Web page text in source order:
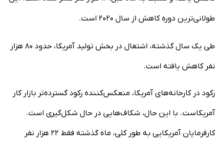
طولانی‌ترین دوره کاهش از سال ۲۰۲۰ است.
طی یک سال گذشته، اشتغال‌ در بخش تولید آمریکا، حدود ۸۰ هزار
نفر کاهش یافته است.
رکود در کارخانه‌های آمریکا، منعکس‌کننده رکود گسترده‌تر بازار کار
آمریکاست. با این حال، شکاف‌هایی در حال شکل‌گیری است.
کارفرمایان آمریکایی به طور کلی، ماه گذشته فقط ۲۲ هزار نفر